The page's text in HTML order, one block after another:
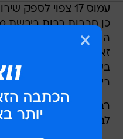
עמוס 17 צפוי
כן חברות רבות ביבשת
היבשת מאופיינת
זאת סובלת מקשיים
בשל תנאים טופוגרפיים,
ריחוק בין ריכוזי
רבים רואים בתקשורת
לבעיות אלו.